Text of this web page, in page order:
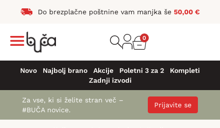
Do brezplačne poštnine vam manjka še 50,00 €
0
Novo Najbolj brano Akcije Poletni 3 za 2
Kompleti
Zadnji izvodi
Za vse, ki si želite stran več –
#BUČA novice.
Prijavite se